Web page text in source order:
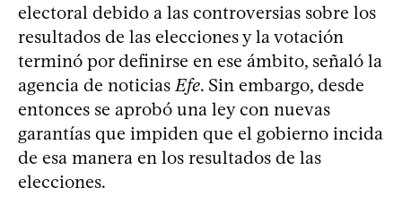
electoral debido a las controversias sobre los
resultados de las elecciones y la votación
terminó por definirse en ese ámbito, señaló la
agencia de noticias Efe. Sin embargo, desde
entonces se aprobó una ley con nuevas
garantías que impiden que el gobierno incida
de esa manera en los resultados de las
elecciones.